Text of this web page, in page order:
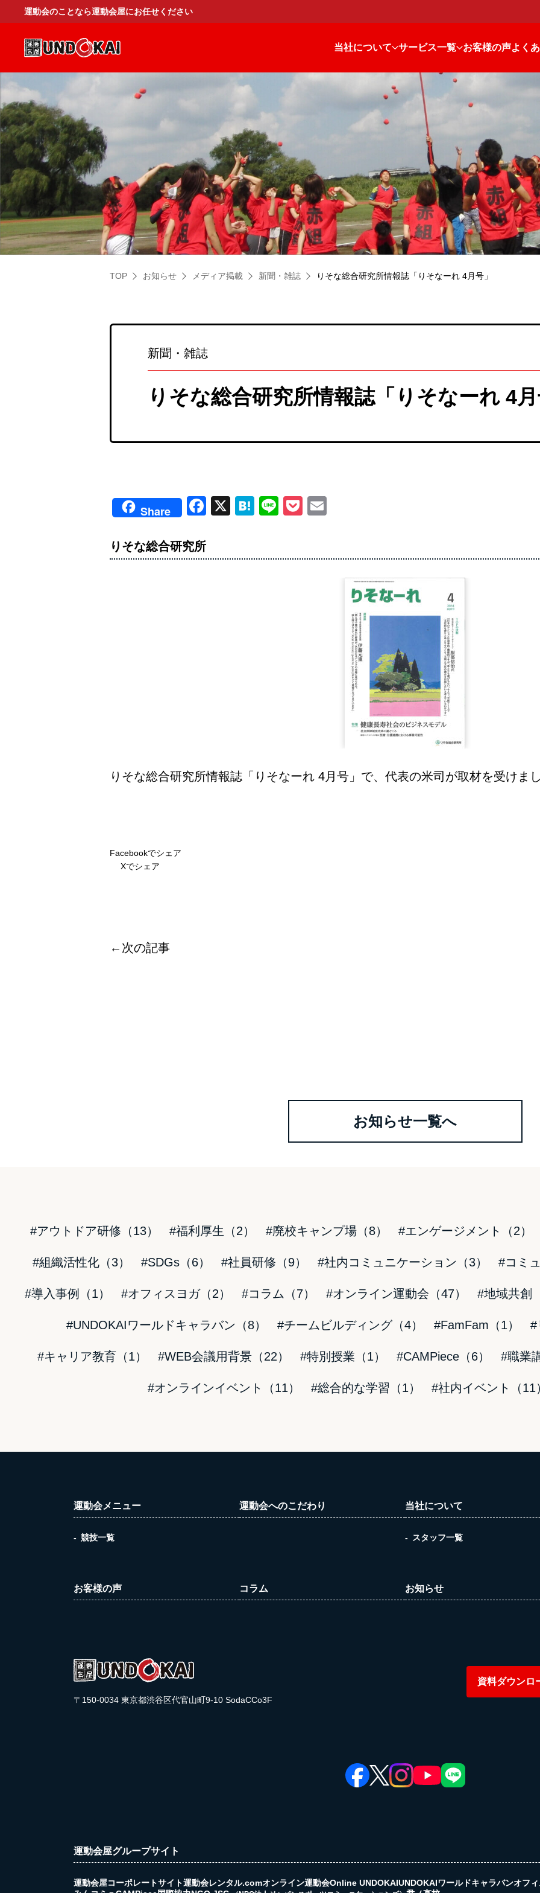
運動会のことなら運動会屋にお任せください
当社について サービス一覧 お客様の声よく
NEWS
お知らせ
TOP お知らせ メディア掲載 新聞・雑誌 りそな総合研究所情報誌「りそなーれ 4月号」
新聞・雑誌
りそな総合研究所情報誌「りそなーれ 4
Share Facebook
X Hatena
LinePocket
りそな総合研究所
りそな総合研究所情報誌「りそなーれ 4月号」で、代表の米司が取材を受けま
Facebookでシェア
Xでシェア
←次の記事
お知らせ一覧へ
#アウトドア研修（13） #福利厚生（2） #廃校キャンプ場（8） #エンゲージメント（2）
#組織活性化（3） #SDGs（6） #社員研修（9） #社内コミュニケーション（3） #コミ
#導入事例（1） #オフィスヨガ（2） #コラム（7） #オンライン運動会（47） #地域共創
#UNDOKAIワールドキャラバン（8） #チームビルディング（4） #FamFam（1） #
#キャリア教育（1） #WEB会議用背景（22） #特別授業（1） #CAMPiece（6） #職業
#オンラインイベント（11） #総合的な学習（1） #社内イベント（11
運動会メニュー
競技一覧
運動会へのこだわり 当社について
スタッフ一覧
お客様の声 コラム お知らせ
〒150-0034 東京都渋谷区代官山町9-10 SodaCCo3F
資料ダウンロ
運動会屋グループサイト
運動会屋コーポレートサイト運動会レンタル.comオンライン運動会Online UNDOKAIUNDOKAIワールドキャラバンオフ